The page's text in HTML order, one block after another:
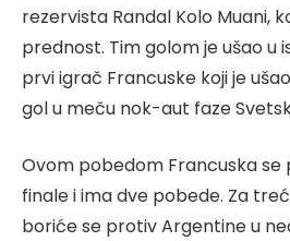
rezervista Randal Kolo Muani,
prednost. Tim golom je ušao u
prvi igrač Francuske koji je
gol u meču nok-aut faze
Ovom pobedom Francuska
finale i ima dve pobede. Za
boriće se protiv Argentine u